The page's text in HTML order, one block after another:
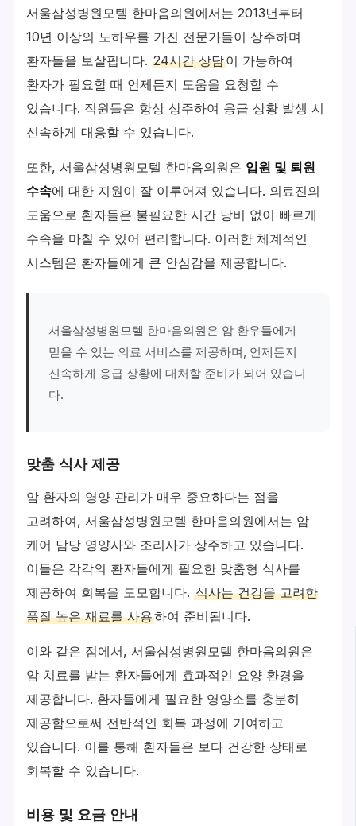
서울삼성병원모텔 한마음의원에서는 2013년부터
10년 이상의 노하우를 가진 전문가들이 상주하며
환자들을 보살핍니다.24시간 상담이 가능하여
환자가 필요할 때 언제든지 도움을 요청할 수
있습니다. 직원들은 항상 상주하여 응급 상황 발생 시
신속하게 대응할 수 있습니다.
또한, 서울삼성병원모텔 한마음의원은 입원 및 퇴원
수속에 대한 지원이 잘 이루어져 있습니다. 의료진의
도움으로 환자들은 불필요한 시간 낭비 없이 빠르게
수속을 마칠 수 있어 편리합니다. 이러한 체계적인
시스템은 환자들에게 큰 안심감을 제공합니다.
서울삼성병원모텔 한마음의원은 암 환우들에게
믿을 수 있는 의료 서비스를 제공하며, 언제든지
신속하게 응급 상황에 대처할 준비가 되어 있습니
다.
맞춤 식사 제공
암 환자의 영양 관리가 매우 중요하다는 점을
고려하여, 서울삼성병원모텔 한마음의원에서는 암
케어 담당 영양사와 조리사가 상주하고 있습니다.
이들은 각각의 환자들에게 필요한 맞춤형 식사를
제공하여 회복을 도모합니다.식사는 건강을 고려한
품질 높은 재료를 사용하여 준비됩니다.
이와 같은 점에서, 서울삼성병원모텔 한마음의원은
암 치료를 받는 환자들에게 효과적인 요양 환경을
제공합니다. 환자들에게 필요한 영양소를 충분히
제공함으로써 전반적인 회복 과정에 기여하고
있습니다. 이를 통해 환자들은 보다 건강한 상태로
회복할 수 있습니다.
비용 및 요금 안내